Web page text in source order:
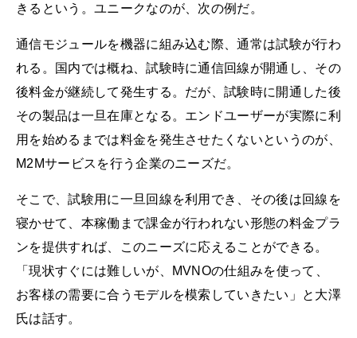
きるという。ユニークなのが、次の例だ。
通信モジュールを機器に組み込む際、通常は試験が行わ
れる。国内では概ね、試験時に通信回線が開通し、その
後料金が継続して発生する。だが、試験時に開通した後
その製品は一旦在庫となる。エンドユーザーが実際に利
用を始めるまでは料金を発生させたくないというのが、
M2Mサービスを行う企業のニーズだ。
そこで、試験用に一旦回線を利用でき、その後は回線を
寝かせて、本稼働まで課金が行われない形態の料金プラ
ンを提供すれば、このニーズに応えることができる。
「現状すぐには難しいが、MVNOの仕組みを使って、
お客様の需要に合うモデルを模索していきたい」と大澤
氏は話す。